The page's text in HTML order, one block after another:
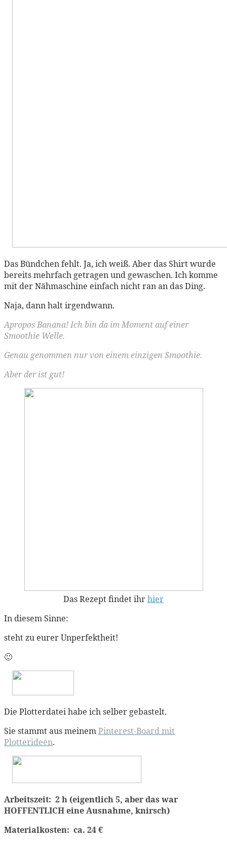
Das Bündchen fehlt. Ja, ich weiß. Aber das Shirt wurde
bereits mehrfach getragen und gewaschen. Ich komme
mit der Nähmaschine einfach nicht ran an das Ding.
Naja, dann halt irgendwann.
Apropos Banana! Ich bin da im Moment auf einer
Smoothie Welle.
Genau genommen nur von einem einzigen Smoothie.
Aber der ist gut!
Das Rezept findet ihrhier
In diesem Sinne:
steht zu eurer Unperfektheit!
🙂
Die Plotterdatei habe ich selber gebastelt.
Sie stammt aus meinemPinterest-Board mit
Plotterideen.
Arbeitszeit: 2 h (eigentlich 5, aber das war
HOFFENTLICH eine Ausnahme, knirsch)
Materialkosten: ca. 24 €